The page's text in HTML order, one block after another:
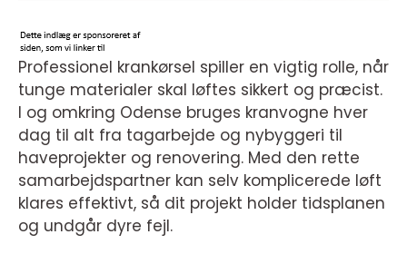
Professionel krankørsel spiller en vigtig rolle, når
tunge materialer skal løftes sikkert og præcist.
I og omkring Odense bruges kranvogne hver
dag til alt fra tagarbejde og nybyggeri til
haveprojekter og renovering. Med den rette
samarbejdspartner kan selv komplicerede løft
klares effektivt, så dit projekt holder tidsplanen
og undgår dyre fejl.